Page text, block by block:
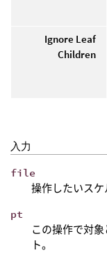
Ignore Leaf
Children
入力
file
操作したいスケ
pt
この操作で対
ト。